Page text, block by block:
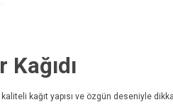
Kağıdı
kaliteli kağıt yapısı ve özgün deseniyle